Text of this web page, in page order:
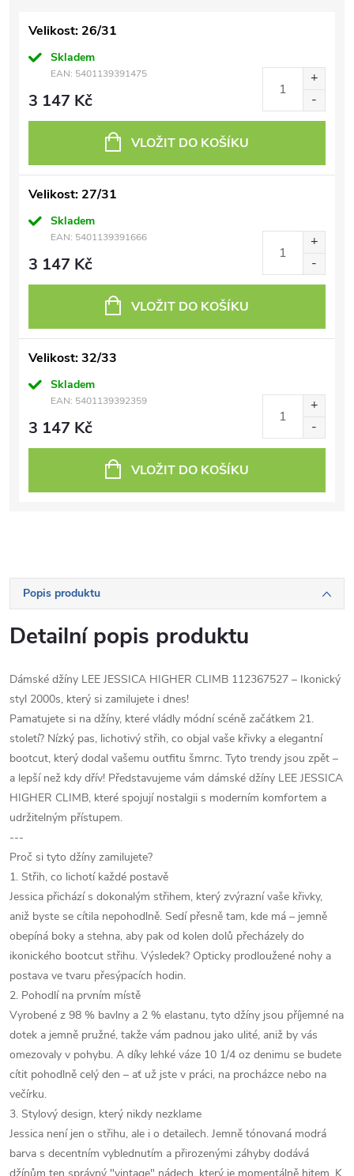
Velikost: 26/31
Skladem
EAN: 5401139391475
3 147 Kč
VLOŽIT DO KOŠÍKU
Velikost: 27/31
Skladem
EAN: 5401139391666
3 147 Kč
VLOŽIT DO KOŠÍKU
Velikost: 32/33
Skladem
EAN: 5401139392359
3 147 Kč
VLOŽIT DO KOŠÍKU
Popis produktu
Detailní popis produktu
Dámské džíny LEE JESSICA HIGHER CLIMB 112367527 – Ikonický
styl 2000s, který si zamilujete i dnes!
Pamatujete si na džíny, které vládly módní scéně začátkem 21.
století? Nízký pas, lichotivý střih, co objal vaše křivky a elegantní
bootcut, který dodal vašemu outfitu šmrnc. Tyto trendy jsou zpět –
a lepší než kdy dřív! Představujeme vám dámské džíny LEE JESSICA
HIGHER CLIMB, které spojují nostalgii s moderním komfortem a
udržitelným přístupem.
---
Proč si tyto džíny zamilujete?
1. Střih, co lichotí každé postavě
Jessica přichází s dokonalým střihem, který zvýrazní vaše křivky,
aniž byste se cítila nepohodlně. Sedí přesně tam, kde má – jemně
obepíná boky a stehna, aby pak od kolen dolů přecházely do
ikonického bootcut střihu. Výsledek? Opticky prodloužené nohy a
postava ve tvaru přesýpacích hodin.
2. Pohodlí na prvním místě
Vyrobené z 98 % bavlny a 2 % elastanu, tyto džíny jsou příjemné na
dotek a jemně pružné, takže vám padnou jako ulité, aniž by vás
omezovaly v pohybu. A díky lehké váze 10 1/4 oz denimu se budete
cítit pohodlně celý den – ať už jste v práci, na procházce nebo na
večírku.
3. Stylový design, který nikdy nezklame
Jessica není jen o střihu, ale i o detailech. Jemně tónovaná modrá
barva s decentním vyblednutím a přirozenými záhyby dodává